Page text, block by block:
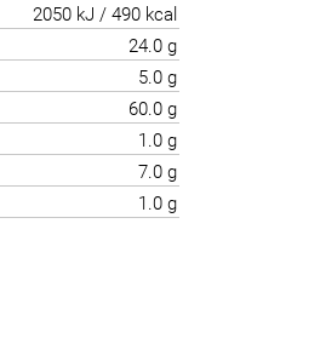
2050 kJ / 490 kcal
24.0 g
5.0 g
60.0 g
1.0 g
7.0 g
1.0 g